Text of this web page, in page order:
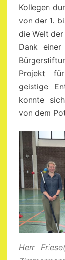
Kollegen
von der 1.
die Welt
Dank einer
Projekt
geistige
konnte
von dem
Herr